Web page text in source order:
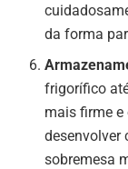
da forma
frigorífico
mais firme e
desenvolver
sobremesa